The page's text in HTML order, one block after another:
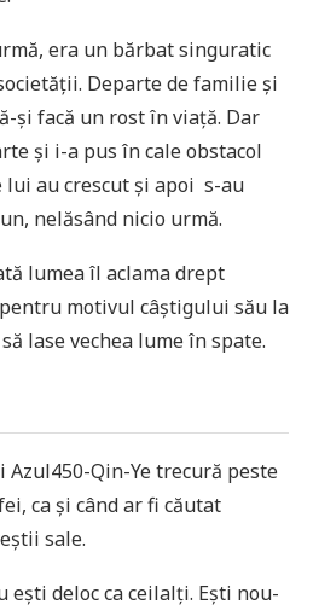
era un bărbat singuratic
Departe de familie și
și facă un rost în viață. Dar
și i-a pus în cale obstacol
lui au crescut și apoi s-au
nelăsând nicio urmă.
lumea îl aclama drept
motivul câștigului său la
lase vechea lume în spate.
Qin-Ye trecură peste
ca și când ar fi căutat
sale.
ești deloc ca ceilalți. Ești nou-